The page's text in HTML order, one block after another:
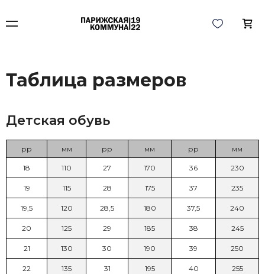
Таблица размеров
Детская обувь
рр мм рр мм рр мм
18 110 27 170 36 230
19 115 28 175 37 235
19,5 120 28,5 180 37,5 240
20 125 29 185 38 245
21 130 30 190 39 250
22 135 31 195 40 255